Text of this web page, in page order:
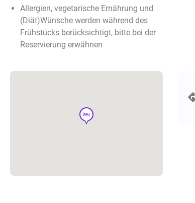
Allergien, vegetarische Ernährung und
(Diät)Wünsche werden während des
Frühstücks berücksichtigt, bitte bei der
Reservierung erwähnen
hotel